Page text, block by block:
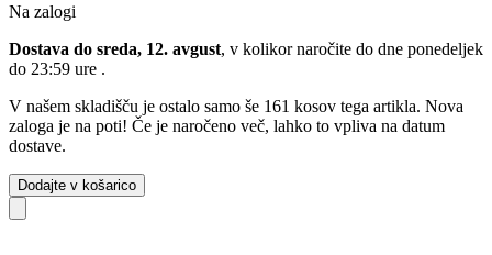
Na zalogi
Dostava do sreda, 12. avgust, v kolikor naročite do dne ponedeljek
do 23:59 ure .
V našem skladišču je ostalo samo še 161 kosov tega artikla. Nova
zaloga je na poti! Če je naročeno več, lahko to vpliva na datum
dostave.
Dodajte v košarico